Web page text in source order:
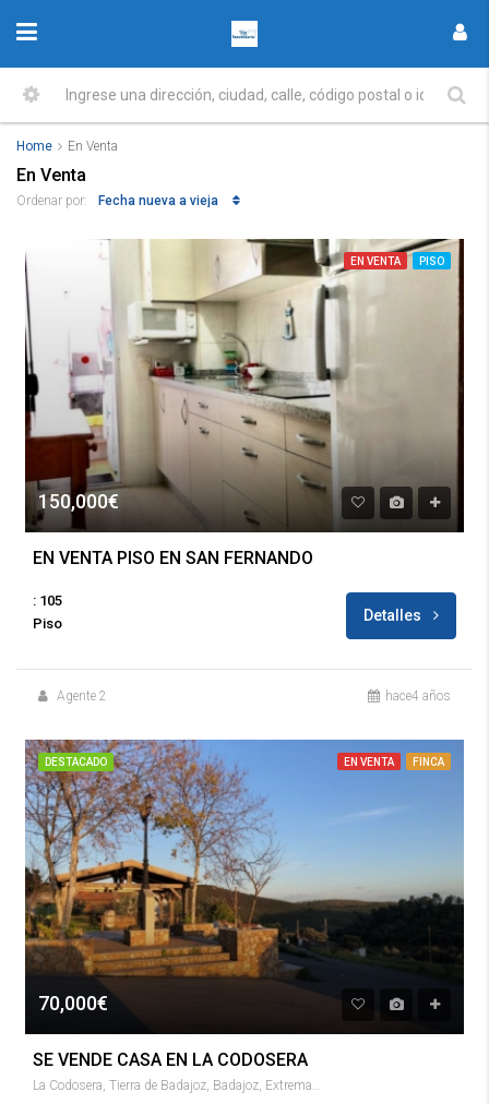
Home En Venta
En Venta
Ordenar por: Fecha nueva a vieja
EN VENTA PISO
150,000€
EN VENTA PISO EN SAN FERNANDO
: 105
Piso
Detalles
Agente 2 hace4 años
DESTACADO EN VENTA FINCA
70,000€
SE VENDE CASA EN LA CODOSERA